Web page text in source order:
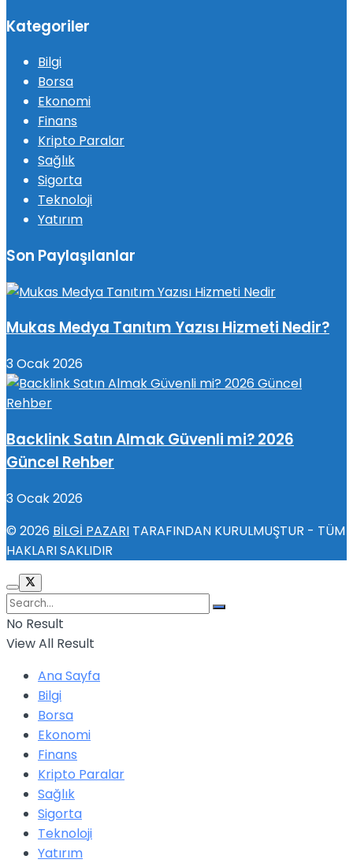
Kategoriler
Bilgi
Borsa
Ekonomi
Finans
Kripto Paralar
Sağlık
Sigorta
Teknoloji
Yatırım
Son Paylaşılanlar
Mukas Medya Tanıtım Yazısı Hizmeti Nedir?
3 Ocak 2026
Backlink Satın Almak Güvenli mi? 2026
Güncel Rehber
3 Ocak 2026
© 2026 BİLGİ PAZARI TARAFINDAN KURULMUŞTUR - TÜM
HAKLARI SAKLIDIR
No Result
View All Result
Ana Sayfa
Bilgi
Borsa
Ekonomi
Finans
Kripto Paralar
Sağlık
Sigorta
Teknoloji
Yatırım